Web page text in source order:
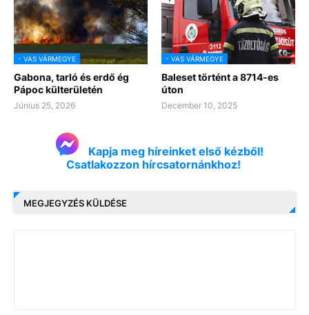
- VAS VÁRMEGYE
Gabona, tarló és erdő ég
Pápoc külterületén
Június 25, 2026
- VAS VÁRMEGYE
Baleset történt a 8714-es
úton
December 10, 2025
Kapja meg híreinket első kézből!
Csatlakozzon hírcsatornánkhoz!
MEGJEGYZÉS KÜLDÉSE